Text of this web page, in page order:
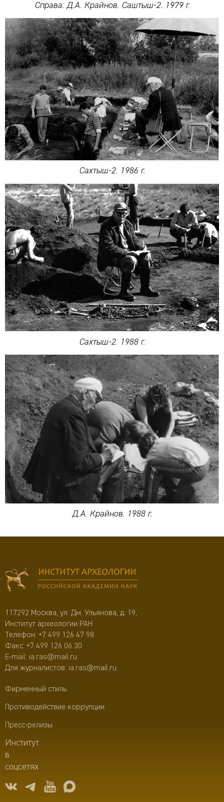
Справа: Д.А. Крайнов. Саштыш-2. 1979 г.
Сахтыш-2. 1986 г.
Сахтыш-2. 1988 г.
Д.А. Крайнов. 1988 г.
117292 Москва, ул. Дм. Ульянова, д. 19,
Институт археологии РАН
Телефон: +7 499 126 47 98
Факс: +7 499 126 06 30
E-mail: ia.ras@mail.ru
Для журналистов: ia.ras@mail.ru
Фирменный стиль
Противодействие коррупции
Пресс-релизы
Институт
в
соцсетях